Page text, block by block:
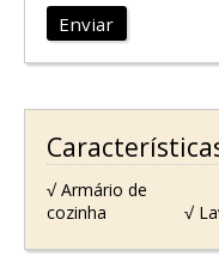
Enviar
√ Armário de
cozinha
√